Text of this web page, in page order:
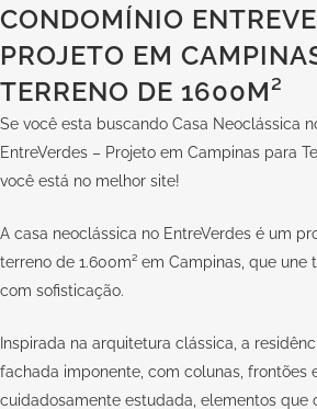
CONDOMÍNIO
PROJETO EM
TERRENO DE 1600M²
Se você esta buscando Casa Neoclássica
EntreVerdes – Projeto em Campinas para
você está no melhor site!
A casa neoclássica no EntreVerdes é um
terreno de 1.600m² em Campinas, que
com sofisticação.
Inspirada na arquitetura clássica, a
fachada imponente, com colunas, frontões
cuidadosamente estudada, elementos que